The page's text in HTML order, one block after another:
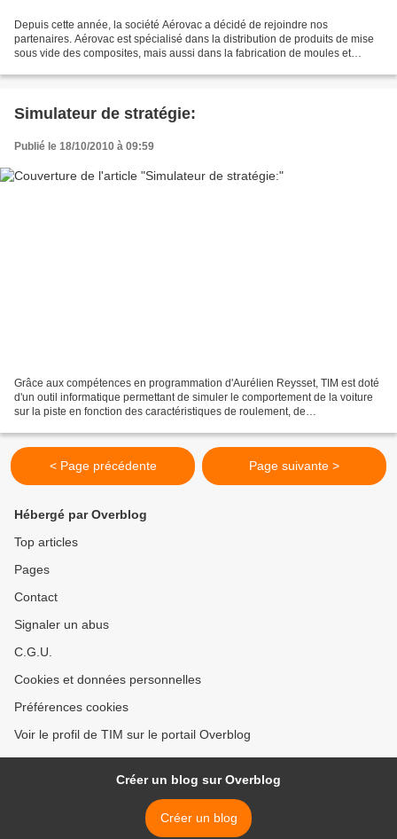
Depuis cette année, la société Aérovac a décidé de rejoindre nos
partenaires. Aérovac est spécialisé dans la distribution de produits de mise
sous vide des composites, mais aussi dans la fabrication de moules et
Simulateur de stratégie:
Publié le 18/10/2010 à 09:59
Grâce aux compétences en programmation d'Aurélien Reysset, TIM est doté
d'un outil informatique permettant de simuler le comportement de la voiture
sur la piste en fonction des caractéristiques de roulement, de
< Page précédente Page suivante >
Hébergé par Overblog
Top articles
Pages
Contact
Signaler un abus
C.G.U.
Cookies et données personnelles
Préférences cookies
Voir le profil de TIM sur le portail Overblog
Créer un blog sur Overblog
Créer un blog